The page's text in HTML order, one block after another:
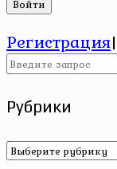
Регистрация|
Рубрики
Рубрики